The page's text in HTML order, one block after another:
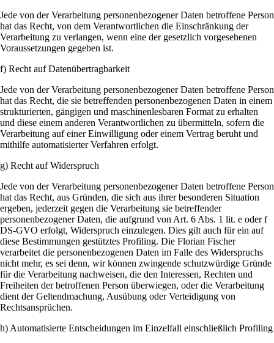
Jede von der Verarbeitung personenbezogener Daten betroffene Person
hat das Recht, von dem Verantwortlichen die Einschränkung der
Verarbeitung zu verlangen, wenn eine der gesetzlich vorgesehenen
Voraussetzungen gegeben ist.
f) Recht auf Datenübertragbarkeit
Jede von der Verarbeitung personenbezogener Daten betroffene Person
hat das Recht, die sie betreffenden personenbezogenen Daten in einem
strukturierten, gängigen und maschinenlesbaren Format zu erhalten
und diese einem anderen Verantwortlichen zu übermitteln, sofern die
Verarbeitung auf einer Einwilligung oder einem Vertrag beruht und
mithilfe automatisierter Verfahren erfolgt.
g) Recht auf Widerspruch
Jede von der Verarbeitung personenbezogener Daten betroffene Person
hat das Recht, aus Gründen, die sich aus ihrer besonderen Situation
ergeben, jederzeit gegen die Verarbeitung sie betreffender
personenbezogener Daten, die aufgrund von Art. 6 Abs. 1 lit. e oder f
DS-GVO erfolgt, Widerspruch einzulegen. Dies gilt auch für ein auf
diese Bestimmungen gestütztes Profiling. Die Florian Fischer
verarbeitet die personenbezogenen Daten im Falle des Widerspruchs
nicht mehr, es sei denn, wir können zwingende schutzwürdige Gründe
für die Verarbeitung nachweisen, die den Interessen, Rechten und
Freiheiten der betroffenen Person überwiegen, oder die Verarbeitung
dient der Geltendmachung, Ausübung oder Verteidigung von
Rechtsansprüchen.
h) Automatisierte Entscheidungen im Einzelfall einschließlich Profiling